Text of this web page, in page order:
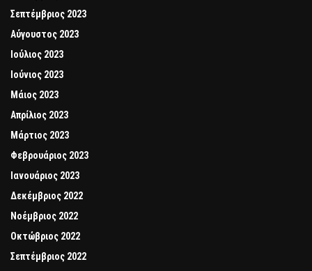
Σεπτέμβριος 2023
Αύγουστος 2023
Ιούλιος 2023
Ιούνιος 2023
Μάιος 2023
Απρίλιος 2023
Μάρτιος 2023
Φεβρουάριος 2023
Ιανουάριος 2023
Δεκέμβριος 2022
Νοέμβριος 2022
Οκτώβριος 2022
Σεπτέμβριος 2022